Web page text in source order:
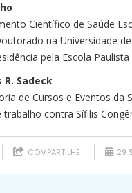
Científico de Saúde
na Universidade
pela Escola
R. Sadeck
de Cursos e Eventos da
contra Sífilis
COMPARTILHE 29